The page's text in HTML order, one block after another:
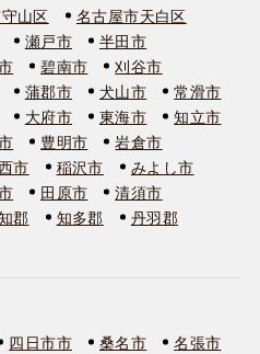
山区
名古屋市天白区
瀬戸市
半田市
碧南市
刈谷市
蒲郡市 犬山市
常滑市
大府市 東海市
知立市
豊明市
岩倉市
市 稲沢市
みよし市
田原市
清須市
郡 知多郡
丹羽郡
四日市市 桑名市
名張市